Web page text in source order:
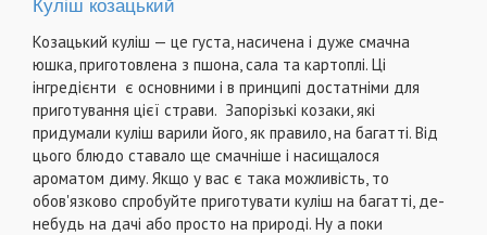
Куліш козацький
Козацький куліш — це густа, насичена і дуже смачна
юшка, приготовлена з пшона, сала та картоплі. Ці
інгредієнти є основними і в принципі достатніми для
приготування цієї страви. Запорізькі козаки, які
придумали куліш варили його, як правило, на багатті. Від
цього блюдо ставало ще смачніше і насищалося
ароматом диму. Якщо у вас є така можливість, то
обов'язково спробуйте приготувати куліш на багатті, де-
небудь на дачі або просто на природі. Ну а поки